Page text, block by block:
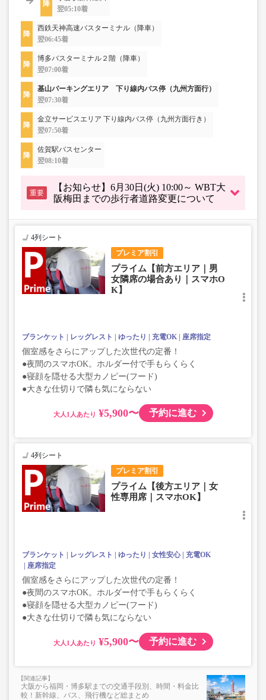
翌05:10着
西鉄天神高速バスターミナル（降車）
翌06:45着
博多バスターミナル２階（降車）
翌07:00着
基山パーキングエリア 下り線内バス停（九州方面行）
翌07:30着
金立サービスエリア 下り線内バス停（九州方面行き）
翌07:50着
佐賀駅バスセンター
翌08:10着
重要
【お知らせ】6月30日(火) 10:00～ WBT大
阪梅田までの歩行者道路変更について
プレミア割引
4列シート
プライム【前方エリア｜男
女隣席の場合あり｜スマホO
K】
ブランケット レッグレスト ゆったり 充電OK 座席指定
個室感をさらにアップした次世代の定番！
●夜間のスマホOK。ホルダー付で手もらくらく
●寝顔を隠せる大型カノピー(フード)
●大きな仕切りで隣も気にならない
大人 ¥5,900〜 予約に進む
プレミア割引
4列シート
プライム【後方エリア｜女
性専用席｜スマホOK】
ブランケット レッグレスト ゆったり 女性安心
充電OK
座席指定
個室感をさらにアップした次世代の定番！
●夜間のスマホOK。ホルダー付で手もらくらく
●寝顔を隠せる大型カノピー(フード)
●大きな仕切りで隣も気にならない
大人 ¥5,900〜 予約に進む
大阪から福岡・博多駅までの交通手段別、時間・料金比
較！新幹線、バス、飛行機など総まとめ